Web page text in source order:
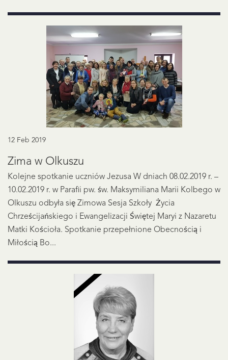
12 Feb 2019
Zima w Olkuszu
Kolejne spotkanie uczniów Jezusa W dniach 08.02.2019 r. –
10.02.2019 r. w Parafii pw. św. Maksymiliana Marii Kolbego w
Olkuszu odbyła się Zimowa Sesja Szkoły Życia
Chrześcijańskiego i Ewangelizacji Świętej Maryi z Nazaretu
Matki Kościoła. Spotkanie przepełnione Obecnością i
Miłością Bo...